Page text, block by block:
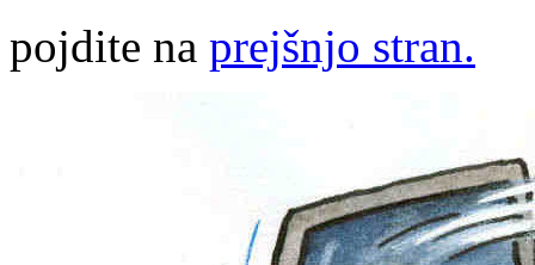
pojdite na prejšnjo stran.